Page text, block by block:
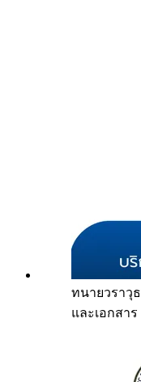
ทนายวราวุธ
และเอกสาร